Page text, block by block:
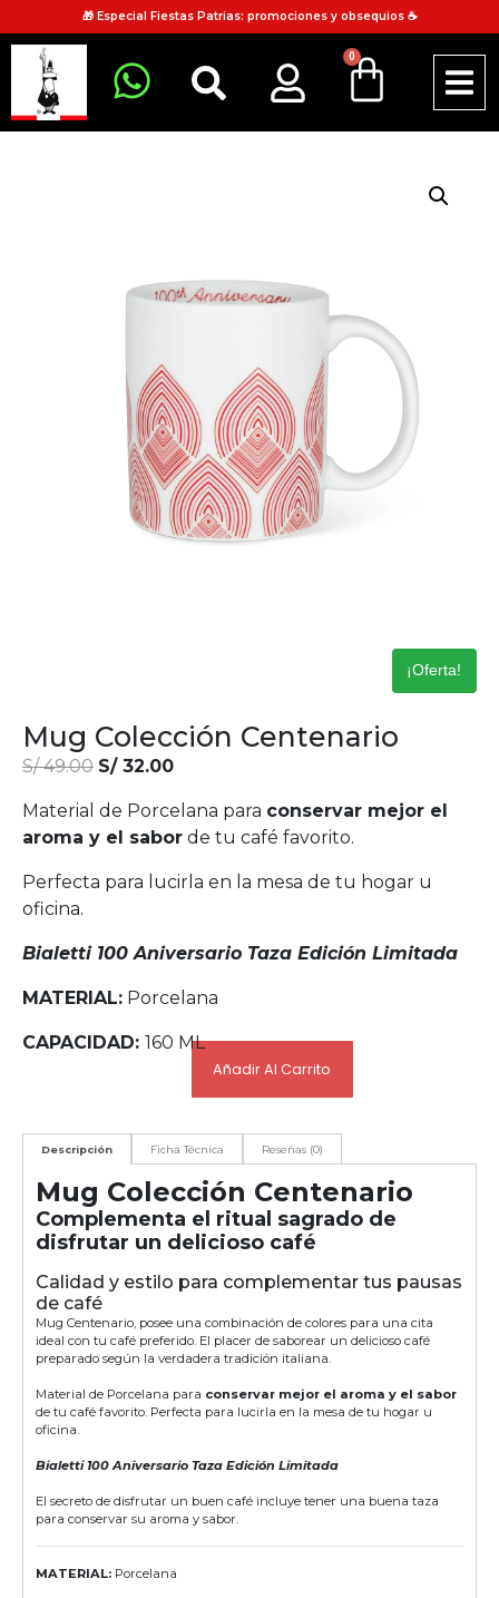
🎁 Especial Fiestas Patrias: promociones y obsequios ☕
0
¡Oferta!
Mug Colección Centenario
S/49.00 S/32.00
Material de Porcelana para conservar mejor el
aroma y el sabor de tu café favorito.
Perfecta para lucirla en la mesa de tu hogar u
oficina.
Bialetti 100 Aniversario Taza Edición Limitada
MATERIAL: Porcelana
CAPACIDAD: 160 ML
Añadir Al Carrito
Descripción Ficha Técnica Reseñas (0)
Mug Colección Centenario
Complementa el ritual sagrado de
disfrutar un delicioso café
Calidad y estilo para complementar tus pausas
de café
Mug Centenario, posee una combinación de colores para una cita
ideal con tu café preferido. El placer de saborear un delicioso café
preparado según la verdadera tradición italiana.
Material de Porcelana para conservar mejor el aroma y el sabor
de tu café favorito. Perfecta para lucirla en la mesa de tu hogar u
oficina.
Bialetti 100 Aniversario Taza Edición Limitada
El secreto de disfrutar un buen café incluye tener una buena taza
para conservar su aroma y sabor.
MATERIAL: Porcelana